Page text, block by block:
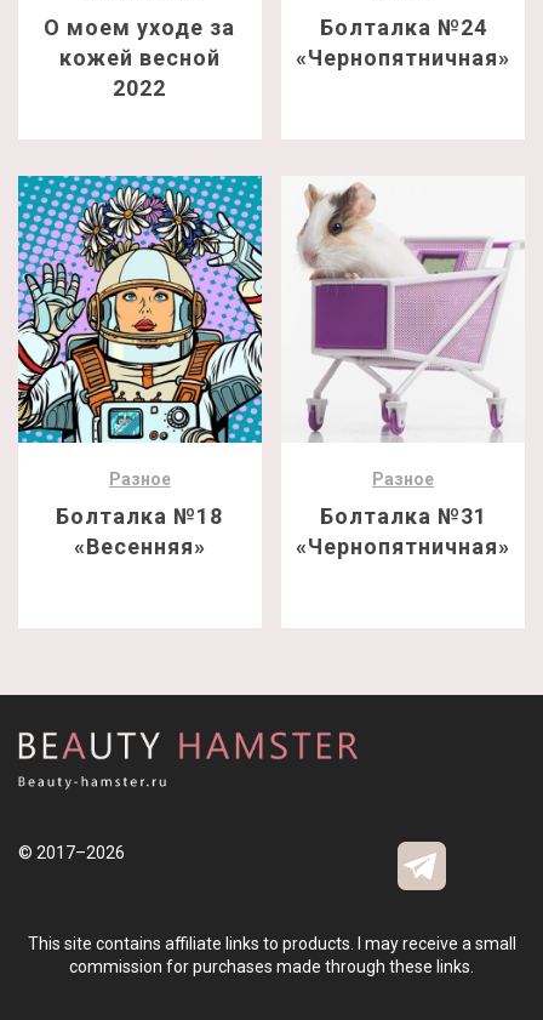
О моем уходе за
кожей весной
2022
Болталка №24
«Чернопятничная»
Разное
Болталка №18
«Весенняя»
Разное
Болталка №31
«Чернопятничная»
© 2017–2026
This site contains affiliate links to products. I may receive a small
commission for purchases made through these links.